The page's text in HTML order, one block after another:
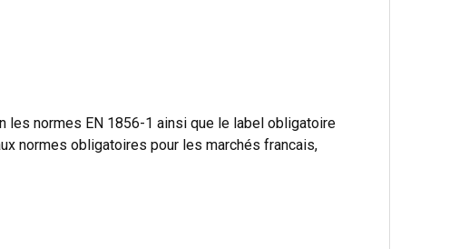
les normes EN 1856-1 ainsi que le label obligatoire
normes obligatoires pour les marchés francais,